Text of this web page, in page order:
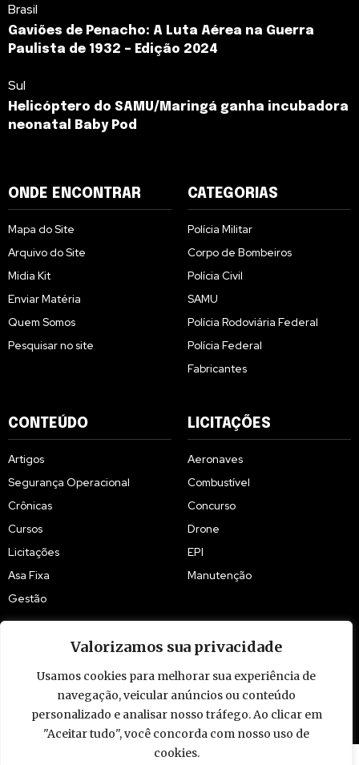
Valorizamos sua privacidade
Usamos cookies para melhorar sua experiência de
navegação, veicular anúncios ou conteúdo
personalizado e analisar nosso tráfego. Ao clicar em
"Aceitar tudo", você concorda com nosso uso de
cookies.
Brasil
Gaviões de Penacho: A Luta Aérea na Guerra
Paulista de 1932 – Edição 2024
Sul
Helicóptero do SAMU/Maringá ganha incubadora
neonatal Baby Pod
ONDE ENCONTRAR
Mapa do Site
Arquivo do Site
Midia Kit
Enviar Matéria
Quem Somos
Pesquisar no site
CATEGORIAS
Polícia Militar
Corpo de Bombeiros
Polícia Civil
SAMU
Polícia Rodoviária Federal
Polícia Federal
Fabricantes
CONTEÚDO
Artigos
Segurança Operacional
Crônicas
Cursos
Licitações
Asa Fixa
Gestão
LICITAÇÕES
Aeronaves
Combustível
Concurso
Drone
EPI
Manutenção
© 2009 - 2026 Piloto Policial. Todos os direitos reservados. Brasil.